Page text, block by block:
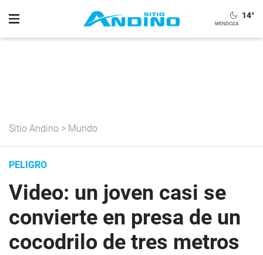
14°
Sitio Andino > Mundo
PELIGRO
Video: un joven casi se
convierte en presa de un
cocodrilo de tres metros